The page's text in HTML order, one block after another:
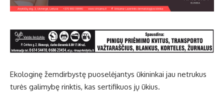
Ekologinę žemdirbystę puoselėjantys ūkininkai jau netrukus
turės galimybę rinktis, kas sertifikuos jų ūkius.